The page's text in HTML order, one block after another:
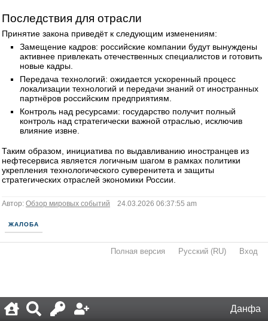
Данфа
Последствия для отрасли
Принятие закона приведёт к следующим изменениям:
Замещение кадров: российские компании будут вынуждены
активнее привлекать отечественных специалистов и готовить
новые кадры.
Передача технологий: ожидается ускоренный процесс
локализации технологий и передачи знаний от иностранных
партнёров российским предприятиям.
Контроль над ресурсами: государство получит полный
контроль над стратегически важной отраслью, исключив
влияние извне.
Таким образом, инициатива по выдавливанию иностранцев из
нефтесервиса является логичным шагом в рамках политики
укрепления технологического суверенитета и защиты
стратегических отраслей экономики России.
Автор: Обзор мировых событий 24.03.2026 06:37:55 am
ЖАЛОБА
Полная версия Русский (RU) Вход